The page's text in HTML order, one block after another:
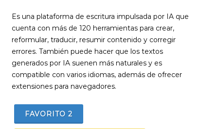
Es una plataforma de escritura impulsada por IA que
cuenta con más de 120 herramientas para crear,
reformular, traducir, resumir contenido y corregir
errores. También puede hacer que los textos
generados por IA suenen más naturales y es
compatible con varios idiomas, además de ofrecer
extensiones para navegadores.
FAVORITO 2